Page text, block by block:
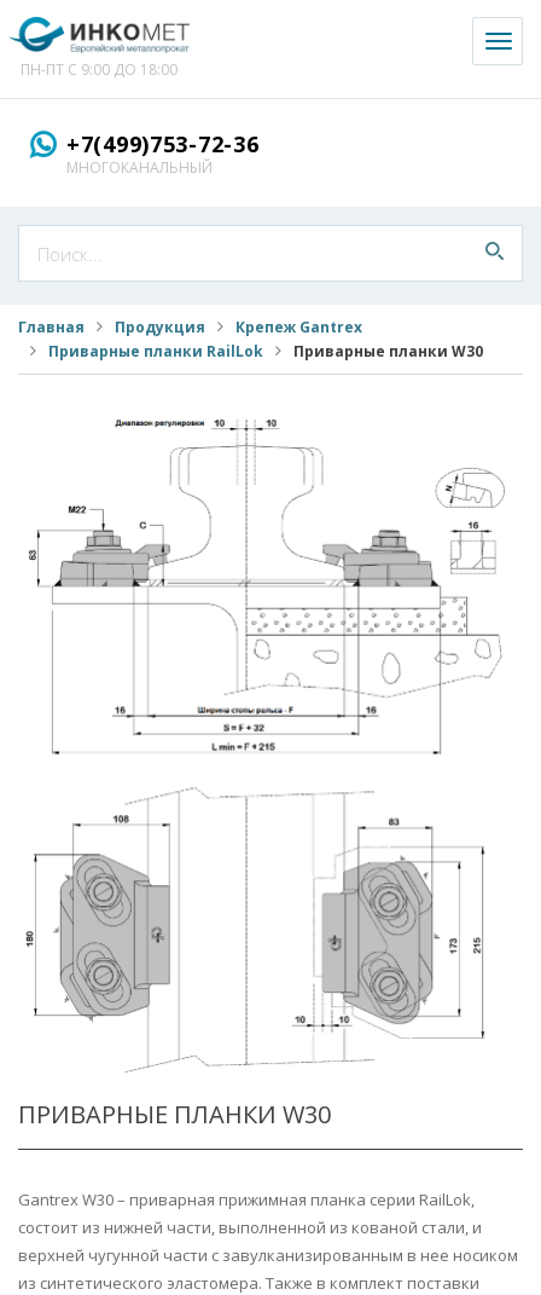
ПН-ПТ С 9:00 ДО 18:00
+7(499)753-72-36
МНОГОКАНАЛЬНЫЙ
Главная Продукция
Крепеж Gantrex
Приварные планки RailLok
Приварные планки W30
ПРИВАРНЫЕ ПЛАНКИ W30
Gantrex W30 – приварная прижимная планка серии RailLok,
состоит из нижней части, выполненной из кованой стали, и
верхней чугунной части с завулканизированным в нее носиком
из синтетического эластомера. Также в комплект поставки